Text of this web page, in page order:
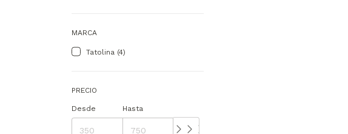
MARCA
Tatolina (4)
PRECIO
Desde Hasta